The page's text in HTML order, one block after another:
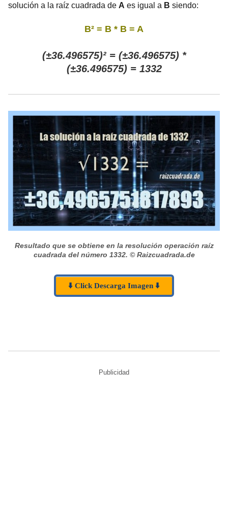
solución a la raíz cuadrada de A es igual a B siendo:
B² = B * B = A
(±36.496575)² = (±36.496575) *
(±36.496575) = 1332
Resultado que se obtiene en la resolución operación raíz
cuadrada del número 1332. © Raizcuadrada.de
⬇️ Click Descarga Imagen ⬇️
Publicidad